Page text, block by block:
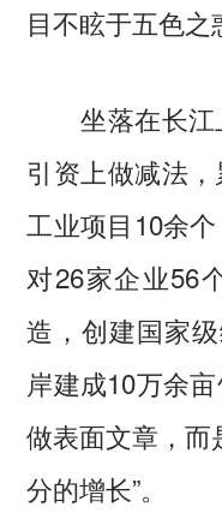
目不眩于五色之
坐落在长江
引资上做减法
工业项目10余
对26家企业56
造，创建国家
岸建成10万余
做表面文章，而
分的增长”。